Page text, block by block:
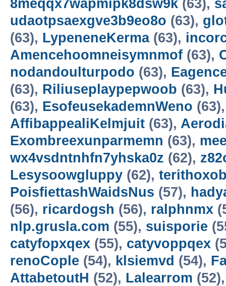
8meqqx7wapmipk8dsw9k (63),
udaotpsaexgve3b9eo8o (63),
(63), LypeneneKerma(63),
Amencehoomneisymnmof (63),
nodandoulturpodo (63),
(63), Riliuseplaypepwoob (63),
(63), EsofeusekademnWeno
AffibappealiKelmjuit (63),
Exombreexunparmemn (63),
wx4vsdntnhfn7yhska0z (62),
Lesysoowgluppy (62),
PoisfiettashWaidsNus (57),
(56), ricardogsh (56), ralphnmx
nlp.grusla.com (55), suisporie
catyfopxqex (55), catyvoppqex
renoCople (54), klsiemvd (54),
AttabetoutH (52), Lalearrom